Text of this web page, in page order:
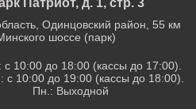
Патриот, д. 1, стр. 3
Одинцовский район, 55 км
шоссе (парк)
с 10:00 до 18:00 (кассы до 17:00).
с 10:00 до 19:00 (кассы до 18:00).
Пн.: Выходной